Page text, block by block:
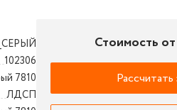
102306
7810
ЛДСП
Стоимость от
Рассчитать